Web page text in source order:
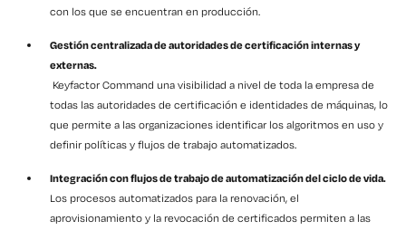
con los que se encuentran en producción.
Gestión centralizada de autoridades de certificación internas y
externas.
Keyfactor Command una visibilidad a nivel de toda la empresa de
todas las autoridades de certificación e identidades de máquinas, lo
que permite a las organizaciones identificar los algoritmos en uso y
definir políticas y flujos de trabajo automatizados.
Integración con flujos de trabajo de automatización del ciclo de vida.
Los procesos automatizados para la renovación, el
aprovisionamiento y la revocación de certificados permiten a las